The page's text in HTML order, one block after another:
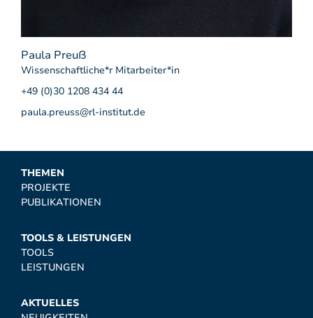
Paula Preuẞ
Wissenschaftliche*r Mitarbeiter*in
+49 (0)30 1208 434 44
paula.preuss@rl-institut.de
THEMEN
PROJEKTE
PUBLIKATIONEN
TOOLS & LEISTUNGEN
TOOLS
LEISTUNGEN
AKTUELLES